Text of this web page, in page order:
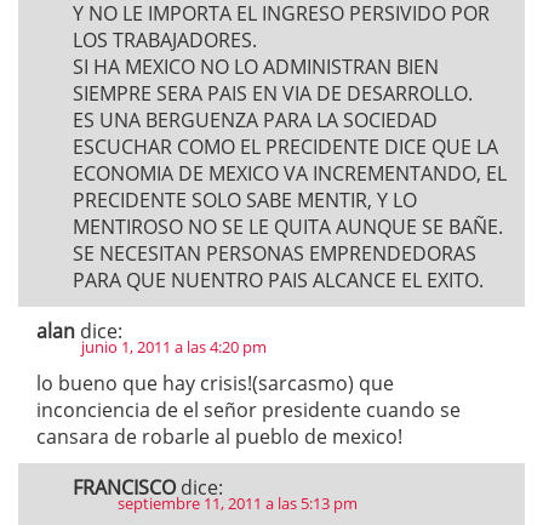
Y NO LE IMPORTA EL INGRESO PERSIVIDO POR
LOS TRABAJADORES.
SI HA MEXICO NO LO ADMINISTRAN BIEN
SIEMPRE SERA PAIS EN VIA DE DESARROLLO.
ES UNA BERGUENZA PARA LA SOCIEDAD
ESCUCHAR COMO EL PRECIDENTE DICE QUE LA
ECONOMIA DE MEXICO VA INCREMENTANDO, EL
PRECIDENTE SOLO SABE MENTIR, Y LO
MENTIROSO NO SE LE QUITA AUNQUE SE BAÑE.
SE NECESITAN PERSONAS EMPRENDEDORAS
PARA QUE NUENTRO PAIS ALCANCE EL EXITO.
alan dice:
junio 1, 2011 a las 4:20 pm
lo bueno que hay crisis!(sarcasmo) que
inconciencia de el señor presidente cuando se
cansara de robarle al pueblo de mexico!
FRANCISCO dice:
septiembre 11, 2011 a las 5:13 pm